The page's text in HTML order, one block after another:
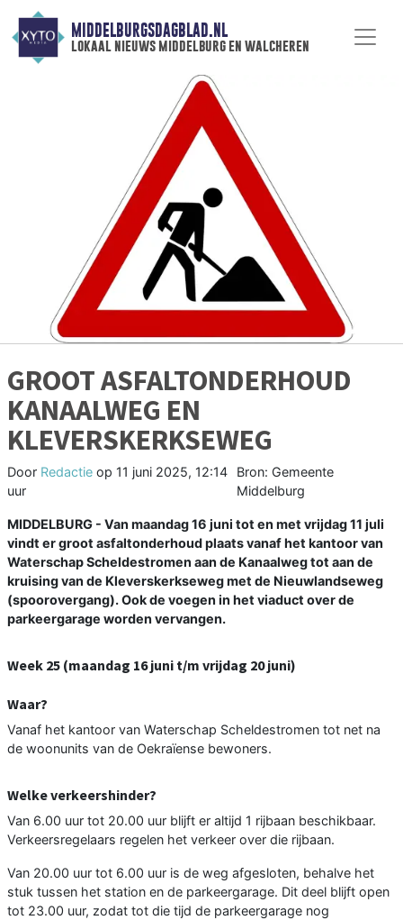
MIDDELBURGSDAGBLAD.NL
lokaal nieuws middelburg en walcheren
GROOT ASFALTONDERHOUD
KANAALWEG EN
KLEVERSKERKSEWEG
Door Redactie op 11 juni 2025, 12:14
uur
Bron: Gemeente
Middelburg
MIDDELBURG - Van maandag 16 juni tot en met vrijdag 11 juli
vindt er groot asfaltonderhoud plaats vanaf het kantoor van
Waterschap Scheldestromen aan de Kanaalweg tot aan de
kruising van de Kleverskerkseweg met de Nieuwlandseweg
(spoorovergang). Ook de voegen in het viaduct over de
parkeergarage worden vervangen.
Week 25 (maandag 16 juni t/m vrijdag 20 juni)
Waar?
Vanaf het kantoor van Waterschap Scheldestromen tot net na
de woonunits van de Oekraïense bewoners.
Welke verkeershinder?
Van 6.00 uur tot 20.00 uur blijft er altijd 1 rijbaan beschikbaar.
Verkeersregelaars regelen het verkeer over die rijbaan.
Van 20.00 uur tot 6.00 uur is de weg afgesloten, behalve het
stuk tussen het station en de parkeergarage. Dit deel blijft open
tot 23.00 uur, zodat tot die tijd de parkeergarage nog